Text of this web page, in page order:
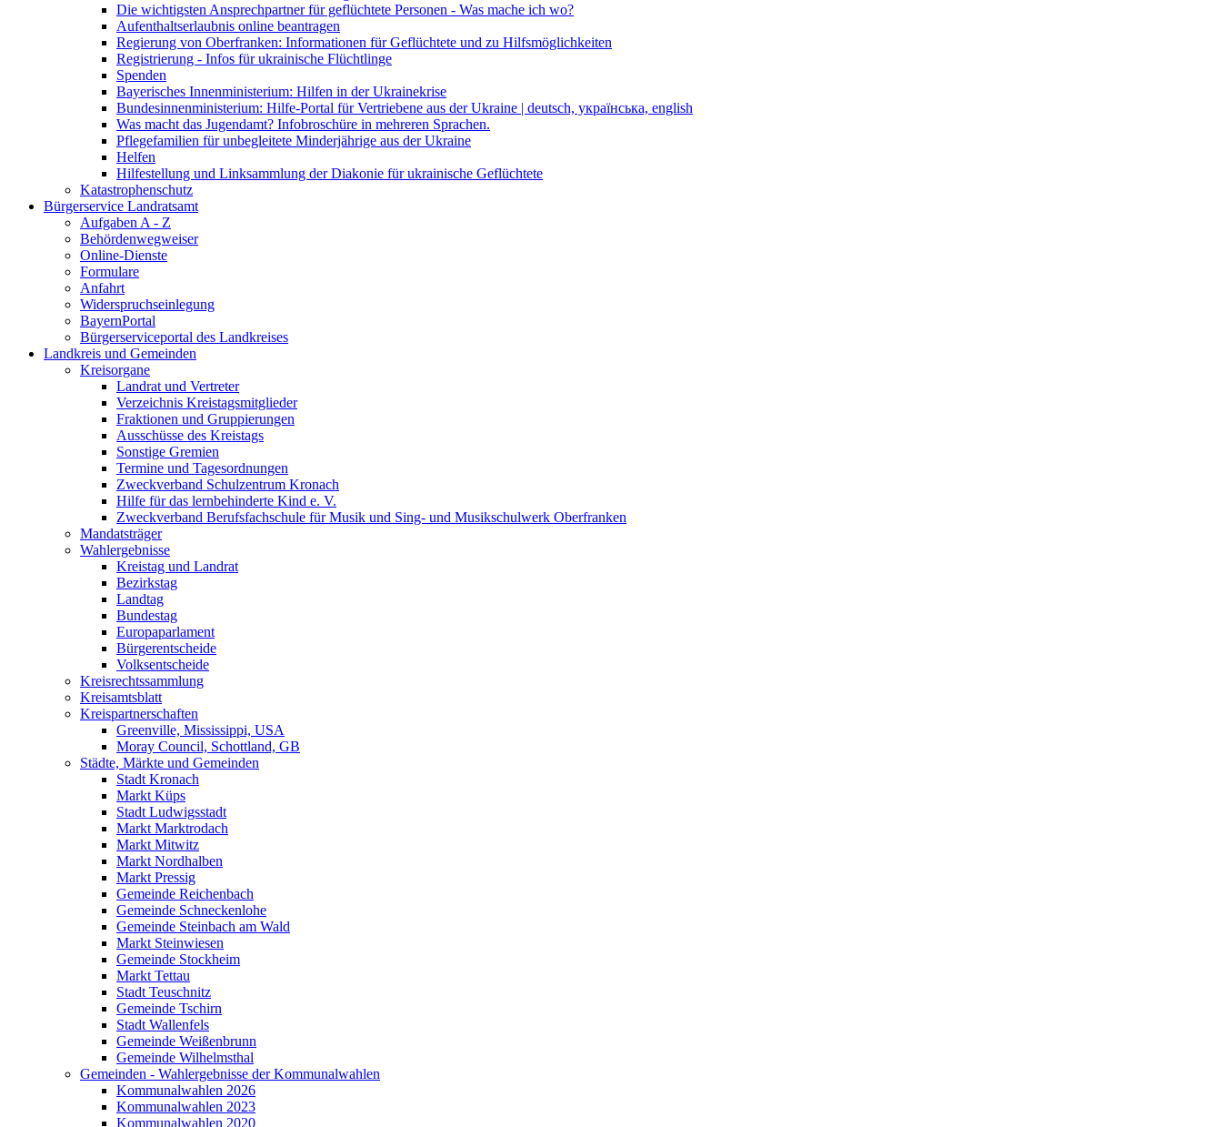
Die wichtigsten Ansprechpartner für geflüchtete Personen - Was mache ich wo?
Aufenthaltserlaubnis online beantragen
Regierung von Oberfranken: Informationen für Geflüchtete und zu Hilfsmöglichkeiten
Registrierung - Infos für ukrainische Flüchtlinge
Spenden
Bayerisches Innenministerium: Hilfen in der Ukrainekrise
Bundesinnenministerium: Hilfe-Portal für Vertriebene aus der Ukraine | deutsch, українська, english
Was macht das Jugendamt? Infobroschüre in mehreren Sprachen.
Pflegefamilien für unbegleitete Minderjährige aus der Ukraine
Helfen
Hilfestellung und Linksammlung der Diakonie für ukrainische Geflüchtete
Katastrophenschutz
Bürgerservice Landratsamt
Aufgaben A - Z
Behördenwegweiser
Online-Dienste
Formulare
Anfahrt
Widerspruchseinlegung
BayernPortal
Bürgerserviceportal des Landkreises
Landkreis und Gemeinden
Kreisorgane
Landrat und Vertreter
Verzeichnis Kreistagsmitglieder
Fraktionen und Gruppierungen
Ausschüsse des Kreistags
Sonstige Gremien
Termine und Tagesordnungen
Zweckverband Schulzentrum Kronach
Hilfe für das lernbehinderte Kind e. V.
Zweckverband Berufsfachschule für Musik und Sing- und Musikschulwerk Oberfranken
Mandatsträger
Wahlergebnisse
Kreistag und Landrat
Bezirkstag
Landtag
Bundestag
Europaparlament
Bürgerentscheide
Volksentscheide
Kreisrechtssammlung
Kreisamtsblatt
Kreispartnerschaften
Greenville, Mississippi, USA
Moray Council, Schottland, GB
Städte, Märkte und Gemeinden
Stadt Kronach
Markt Küps
Stadt Ludwigsstadt
Markt Marktrodach
Markt Mitwitz
Markt Nordhalben
Markt Pressig
Gemeinde Reichenbach
Gemeinde Schneckenlohe
Gemeinde Steinbach am Wald
Markt Steinwiesen
Gemeinde Stockheim
Markt Tettau
Stadt Teuschnitz
Gemeinde Tschirn
Stadt Wallenfels
Gemeinde Weißenbrunn
Gemeinde Wilhelmsthal
Gemeinden - Wahlergebnisse der Kommunalwahlen
Kommunalwahlen 2026
Kommunalwahlen 2023
Kommunalwahlen 2020